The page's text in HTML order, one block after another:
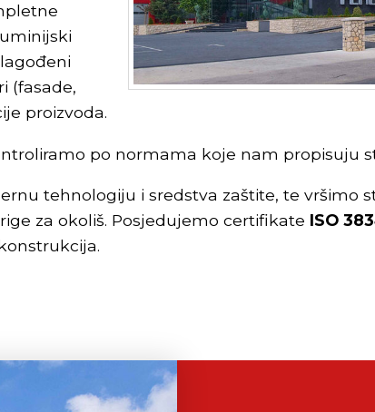
(fasade,
proizvoda.
po normama koje nam propisuju
tehnologiju i sredstva zaštite, te vršimo
za okoliš. Posjedujemo certifikate ISO